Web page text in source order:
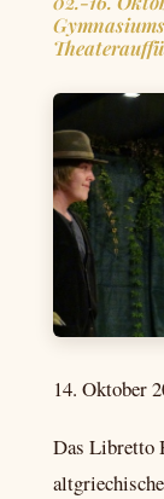
14. Oktober
Das Libretto